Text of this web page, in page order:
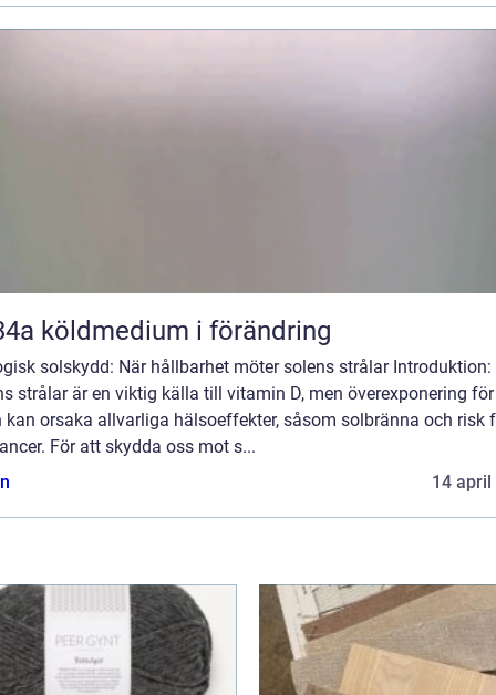
R134a köldmedium i förändring
solskydd: När hållbarhet möter solens strålar Introduktion:
strålar är en viktig källa till vitamin D, men överexponering för
kan orsaka allvarliga hälsoeffekter, såsom solbränna och risk
För att skydda oss mot s...
14 april